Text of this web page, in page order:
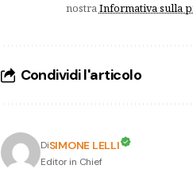
nostraInformativa sulla
Condividi l'articolo
DiSIMONE LELLI
Editor in Chief